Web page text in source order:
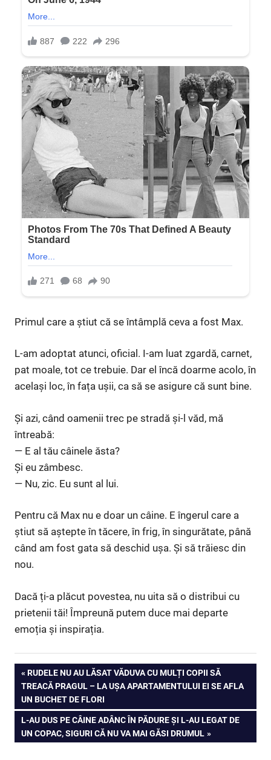
Primul care a știut că se întâmplă ceva a fost Max.
L-am adoptat atunci, oficial. I-am luat zgardă, carnet,
pat moale, tot ce trebuie. Dar el încă doarme acolo, în
același loc, în fața ușii, ca să se asigure că sunt bine.
Și azi, când oamenii trec pe stradă și-l văd, mă
întreabă:
— E al tău câinele ăsta?
Și eu zâmbesc.
— Nu, zic. Eu sunt al lui.
Pentru că Max nu e doar un câine. E îngerul care a
știut să aștepte în tăcere, în frig, în singurătate, până
când am fost gata să deschid ușa. Și să trăiesc din
nou.
Dacă ți-a plăcut povestea, nu uita să o distribui cu
prietenii tăi! Împreună putem duce mai departe
emoția și inspirația.
Navigare
în
articole
PREVIOUS
POST:
RUDELE NU AU LĂSAT VĂDUVA CU MULȚI COPII SĂ
TREACĂ PRAGUL – LA UȘA APARTAMENTULUI EI SE AFLA
UN BUCHET DE FLORI
NEXT
POST:
L-AU DUS PE CÂINE ADÂNC ÎN PĂDURE ȘI L-AU LEGAT DE
UN COPAC, SIGURI CĂ NU VA MAI GĂSI DRUMUL